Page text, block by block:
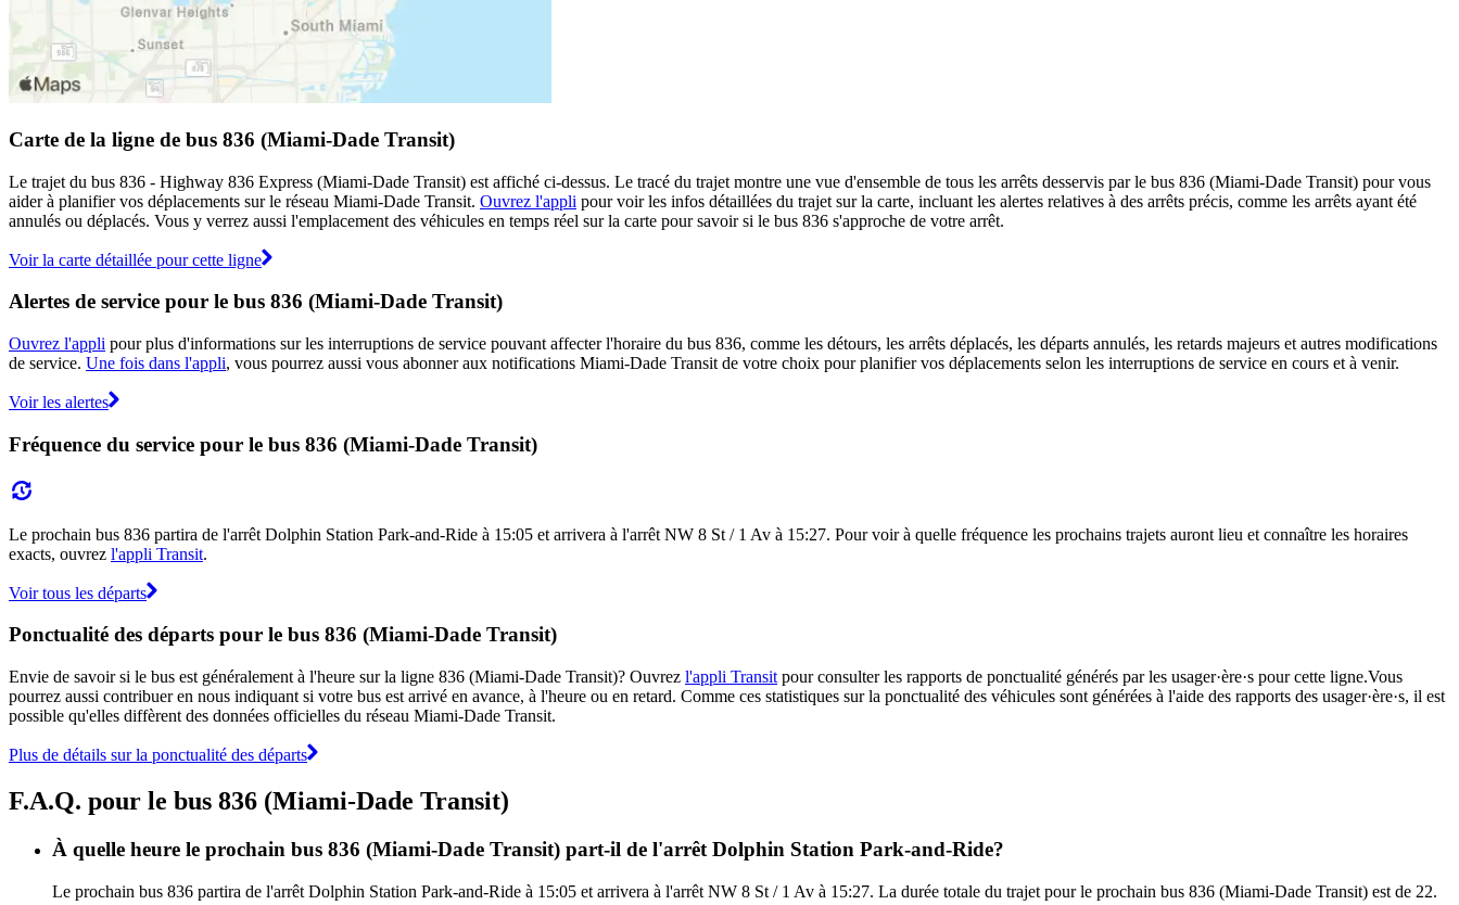
Carte de la ligne de bus 836 (Miami-Dade Transit)
Le trajet du bus 836 - Highway 836 Express (Miami-Dade Transit) est affiché ci-dessus. Le tracé du trajet montre une vue d'ensemble de tous les arrêts desservis par le bus 836 (Miami-Dade Transit) pour vous
aider à planifier vos déplacements sur le réseau Miami-Dade Transit. Ouvrez l'appli pour voir les infos détaillées du trajet sur la carte, incluant les alertes relatives à des arrêts précis, comme les arrêts ayant été
annulés ou déplacés. Vous y verrez aussi l'emplacement des véhicules en temps réel sur la carte pour savoir si le bus 836 s'approche de votre arrêt.
Voir la carte détaillée pour cette ligne
Alertes de service pour le bus 836 (Miami-Dade Transit)
Ouvrez l'appli pour plus d'informations sur les interruptions de service pouvant affecter l'horaire du bus 836, comme les détours, les arrêts déplacés, les départs annulés, les retards majeurs et autres modifications
de service. Une fois dans l'appli, vous pourrez aussi vous abonner aux notifications Miami-Dade Transit de votre choix pour planifier vos déplacements selon les interruptions de service en cours et à venir.
Voir les alertes
Fréquence du service pour le bus 836 (Miami-Dade Transit)
Le prochain bus 836 partira de l'arrêt Dolphin Station Park-and-Ride à 15:05 et arrivera à l'arrêt NW 8 St / 1 Av à 15:27. Pour voir à quelle fréquence les prochains trajets auront lieu et connaître les horaires
exacts, ouvrez l'appli Transit.
Voir tous les départs
Ponctualité des départs pour le bus 836 (Miami-Dade Transit)
Envie de savoir si le bus est généralement à l'heure sur la ligne 836 (Miami-Dade Transit)? Ouvrez l'appli Transit pour consulter les rapports de ponctualité générés par les usager·ère·s pour cette ligne.Vous
pourrez aussi contribuer en nous indiquant si votre bus est arrivé en avance, à l'heure ou en retard. Comme ces statistiques sur la ponctualité des véhicules sont générées à l'aide des rapports des usager·ère·s, il est
possible qu'elles diffèrent des données officielles du réseau Miami-Dade Transit.
Plus de détails sur la ponctualité des départs
F.A.Q. pour le bus 836 (Miami-Dade Transit)
À quelle heure le prochain bus 836 (Miami-Dade Transit) part-il de l'arrêt Dolphin Station Park-and-Ride?
Le prochain bus 836 partira de l'arrêt Dolphin Station Park-and-Ride à 15:05 et arrivera à l'arrêt NW 8 St / 1 Av à 15:27. La durée totale du trajet pour le prochain bus 836 (Miami-Dade Transit) est de 22.